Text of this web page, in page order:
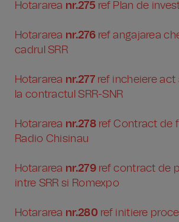
Hotararea nr.275 ref Plan de
Hotararea nr.276ref angajarea
cadrul SRR
Hotararea nr.277 ref incheiere act
la contractul SRR-SNR
Hotararea nr.278ref Contract de
Radio Chisinau
Hotararea nr.279ref contract de
intre SRR si Romexpo
Hotararea nr.280 ref initiere